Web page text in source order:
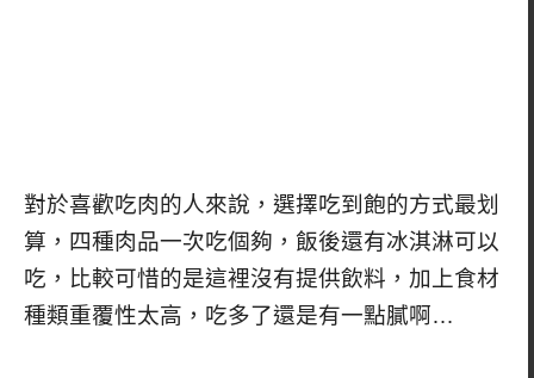
對於喜歡吃肉的人來說，選擇吃到飽的方式最划
算，四種肉品一次吃個夠，飯後還有冰淇淋可以
吃，比較可惜的是這裡沒有提供飲料，加上食材
種類重覆性太高，吃多了還是有一點膩啊…